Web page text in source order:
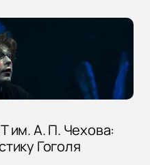
им. А. П. Чехова:
Гоголя